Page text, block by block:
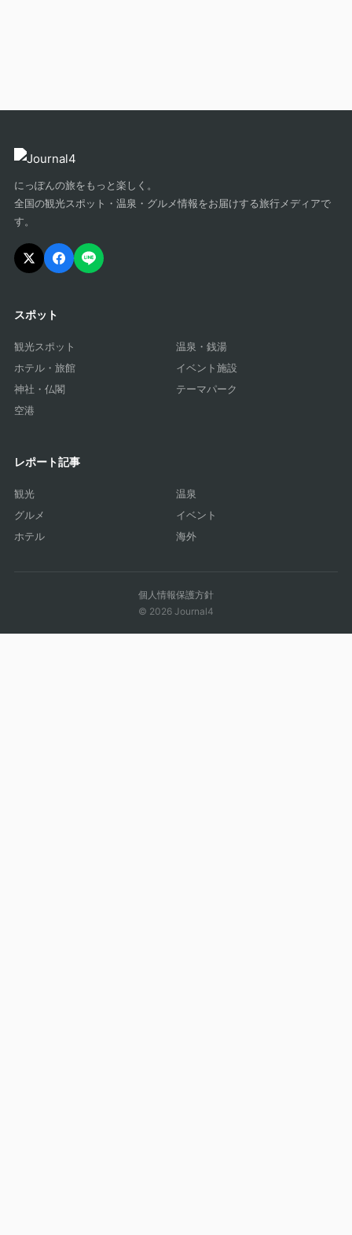
にっぽんの旅をもっと楽しく。
全国の観光スポット・温泉・グルメ情報をお届けする旅行メディアで
す。
スポット
観光スポット
温泉・銭湯
ホテル・旅館
イベント施設
神社・仏閣
テーマパーク
空港
レポート記事
観光
温泉
グルメ
イベント
ホテル
海外
個人情報保護方針
© 2026 Journal4